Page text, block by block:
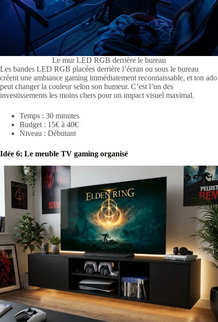
Le mur LED RGB derrière le bureau
Les bandes LED RGB placées derrière l’écran ou sous le bureau
créent une ambiance gaming immédiatement reconnaissable, et ton ado
peut changer la couleur selon son humeur. C’est l’un des
investissements les moins chers pour un impact visuel maximal.
Temps : 30 minutes
Budget : 15€ à 40€
Niveau : Débutant
Idée 6: Le meuble TV gaming organisé